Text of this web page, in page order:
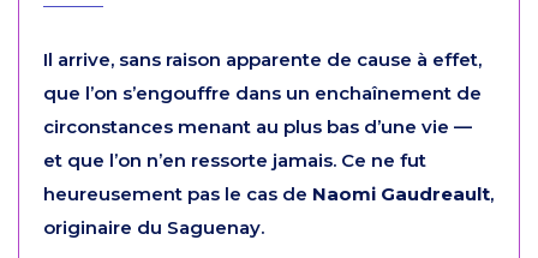
Il arrive, sans raison apparente de cause à effet,
que l’on s’engouffre dans un enchaînement de
circonstances menant au plus bas d’une vie —
et que l’on n’en ressorte jamais. Ce ne fut
heureusement pas le cas de Naomi Gaudreault,
originaire du Saguenay.